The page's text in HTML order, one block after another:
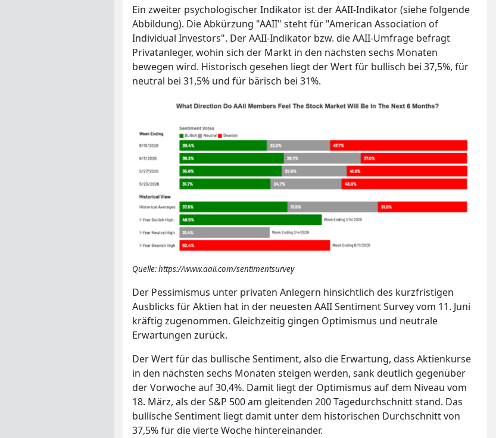
Ein zweiter psychologischer Indikator ist der AAII-Indikator (siehe folgende
Abbildung). Die Abkürzung "AAII" steht für "American Association of
Individual Investors". Der AAII-Indikator bzw. die AAII-Umfrage befragt
Privatanleger, wohin sich der Markt in den nächsten sechs Monaten
bewegen wird. Historisch gesehen liegt der Wert für bullisch bei 37,5%, für
neutral bei 31,5% und für bärisch bei 31%.
Quelle: https://www.aaii.com/sentimentsurvey
Der Pessimismus unter privaten Anlegern hinsichtlich des kurzfristigen
Ausblicks für Aktien hat in der neuesten AAII Sentiment Survey vom 11. Juni
kräftig zugenommen. Gleichzeitig gingen Optimismus und neutrale
Erwartungen zurück.
Der Wert für das bullische Sentiment, also die Erwartung, dass Aktienkurse
in den nächsten sechs Monaten steigen werden, sank deutlich gegenüber
der Vorwoche auf 30,4%. Damit liegt der Optimismus auf dem Niveau vom
18. März, als der S&P 500 am gleitenden 200 Tagedurchschnitt stand. Das
bullische Sentiment liegt damit unter dem historischen Durchschnitt von
37,5% für die vierte Woche hintereinander.